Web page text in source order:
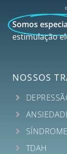
Somos
estimulação
NOSSOS
TDAH